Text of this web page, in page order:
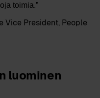
toimia.”
Vice President, People
luominen